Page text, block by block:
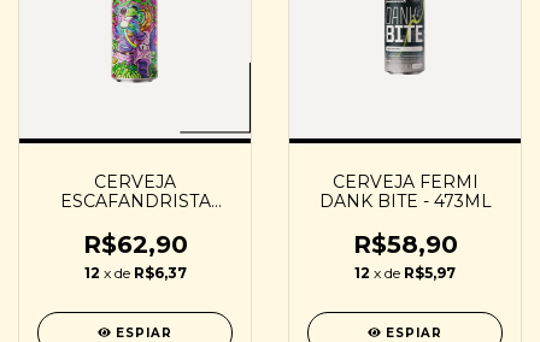
CERVEJA
ESCAFANDRISTA
473ML
R$62,90
12 x de R$6,37
ESPIAR
CERVEJA FERMI
DANK BITE - 473ML
R$58,90
12 x de R$5,97
ESPIAR